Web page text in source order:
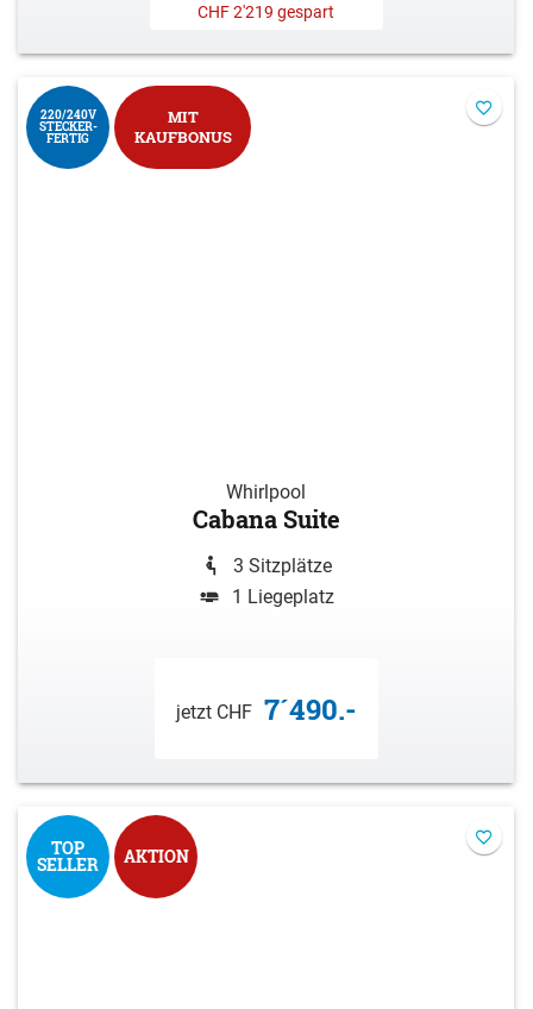
CHF 2'219 gespart
220/240V
STECKER-
FERTIG
MIT
KAUFBONUS
Whirlpool
Cabana Suite
3 Sitzplätze
1 Liegeplatz
jetzt CHF 7´490.-
TOP
SELLER AKTION